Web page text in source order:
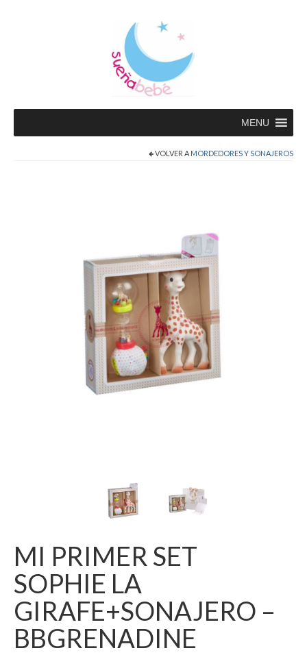
MENU
VOLVER A MORDEDORES Y SONAJEROS
MI PRIMER SET
SOPHIE LA
GIRAFE+SONAJERO –
BBGRENADINE